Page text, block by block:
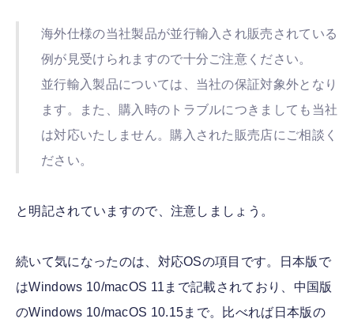
海外仕様の当社製品が並行輸入され販売されている
例が見受けられますので十分ご注意ください。
並行輸入製品については、当社の保証対象外となり
ます。また、購入時のトラブルにつきましても当社
は対応いたしません。購入された販売店にご相談く
ださい。
と明記されていますので、注意しましょう。
続いて気になったのは、対応OSの項目です。日本版で
はWindows 10/macOS 11まで記載されており、中国版
のWindows 10/macOS 10.15まで。比べれば日本版の